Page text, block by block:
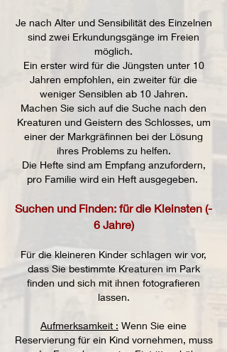
Je nach Alter und Sensibilität des Einzelnen
sind zwei Erkundungsgänge im Freien
möglich.
Ein erster wird für die Jüngsten unter 10
Jahren empfohlen, ein zweiter für die
weniger Sensiblen ab 10 Jahren.
Machen Sie sich auf die Suche nach den
Kreaturen und Geistern des Schlosses, um
einer der Markgräfinnen bei der Lösung
ihres Problems zu helfen.
Die Hefte sind am Empfang anzufordern,
pro Familie wird ein Heft ausgegeben.
Suchen und Finden: für die Kleinsten (-
6 Jahre)
Für die kleineren Kinder schlagen wir vor,
dass Sie bestimmte Kreaturen im Park
finden und sich mit ihnen fotografieren
lassen.
Aufmerksamkeit : Wenn Sie eine
Reservierung für ein Kind vornehmen, muss